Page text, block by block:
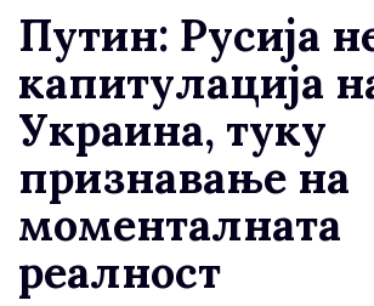
Путин: Русија
капитулација
Украина, туку
признавање на
моменталната
реалност